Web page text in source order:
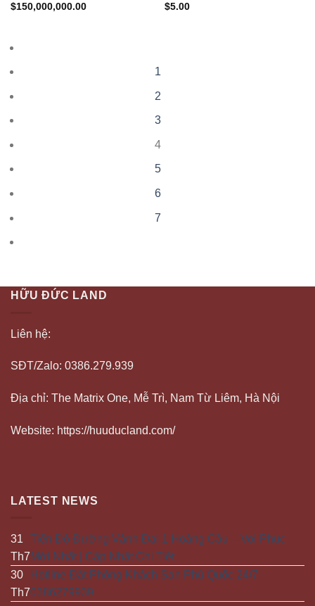
$150,000,000.00
$5.00
1
2
3
4
5
6
7
HỮU ĐỨC LAND
Liên hệ:
SĐT/Zalo: 0386.279.939
Địa chỉ: The Matrix One, Mễ Trì, Nam Từ Liêm, Hà Nội
Website: https://huuducland.com/
LATEST NEWS
31
Th7
Tiến Độ Đường Vành Đai 1 Hoàng Cầu – Voi Phục
Mới Nhất | Cập Nhật Chi Tiết
30
Th7
Hotline Đặt Phòng Khách Sạn Phú Quốc 24/7 –
0386279939